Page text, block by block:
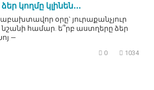
կողմը կլինեն․․․
օրը` յուրաքանչյուր
համար. ե՞րբ աստղերը ձեր
—
0 1034